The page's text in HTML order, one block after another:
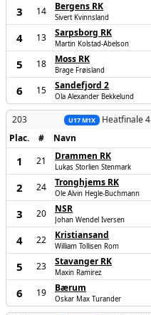
3 14 Bergens RK
Sivert Kvinnsland
4 13 Sarpsborg RK
Martin Kolstad-Abelson
5 18 Moss RK
Brage Frøisland
6 15 Sandefjord 2
Ola Alexander Bekkelund
203 U17 M1X Heatfinale 4
Plac.
# Navn
1 21 Drammen RK
Lukas Storlien Stenmark
2 24 Tronghjems RK
Ole Alvin Hegle-Buchmann
3 20 NSR
Johan Wendel Iversen
4 22 Kristiansand
William Tollisen Rom
5 23 Stavanger RK
Maxin Ramirez
6 19 Bærum
Oskar Max Turander